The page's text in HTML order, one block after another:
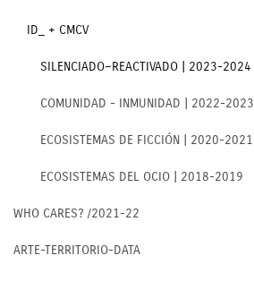
ID_ + CMCV
SILENCIADO~REACTIVADO | 2023-2024
COMUNIDAD - INMUNIDAD | 2022-2023
ECOSISTEMAS DE FICCIÓN | 2020-2021
ECOSISTEMAS DEL OCIO | 2018-2019
WHO CARES? /2021-22
ARTE-TERRITORIO-DATA